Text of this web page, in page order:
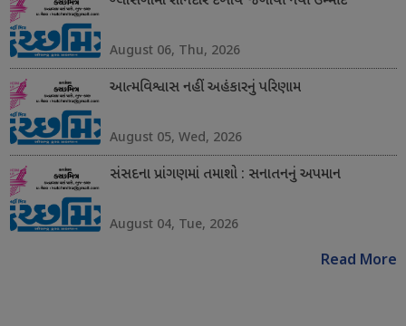
August 06, Thu, 2026
આત્મવિશ્વાસ નહીં અહંકારનું પરિણામ
August 05, Wed, 2026
સંસદના પ્રાંગણમાં તમાશો : સનાતનનું અપમાન
August 04, Tue, 2026
Read More